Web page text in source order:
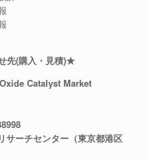
先(購入・見積)★
Catalyst Market
サーチセンター（東京都港区